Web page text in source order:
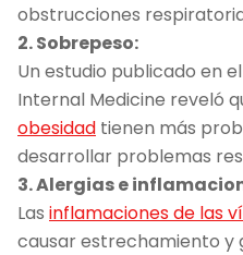
obstrucciones
2. Sobrepeso:
Un estudio publicado en
Internal Medicine reveló
obesidad tienen más
desarrollar problemas
3. Alergias e
Las inflamaciones de las
causar estrechamiento y